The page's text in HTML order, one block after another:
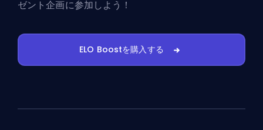
ゼント企画に参加しよう！
ELO Boostを購入する